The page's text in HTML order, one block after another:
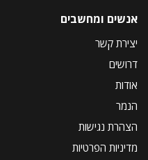
אנשים ומחשבים
יצירת קשר
דרושים
אודות
הנמר
הצהרת נגישות
מדיניות הפרטיות